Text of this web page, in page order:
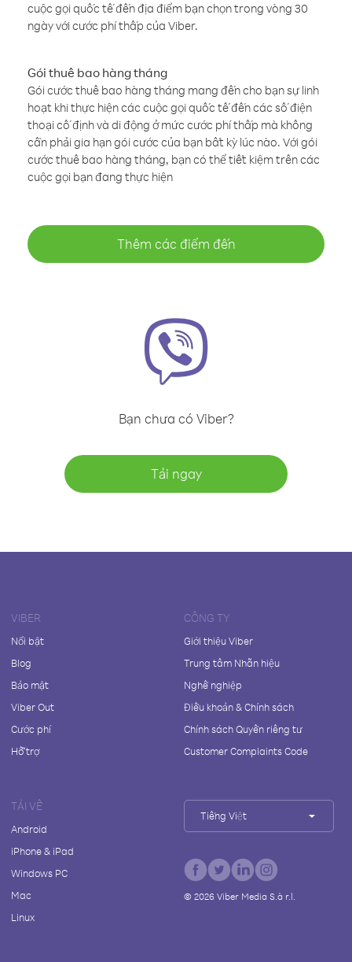
cuộc gọi quốc tế đến địa điểm bạn chọn trong vòng 30
ngày với cước phí thấp của Viber.
Gói thuê bao hàng tháng
Gói cước thuê bao hàng tháng mang đến cho bạn sự linh
hoạt khi thực hiện các cuộc gọi quốc tế đến các số điện
thoại cố định và di động ở mức cước phí thấp mà không
cần phải gia hạn gói cước của bạn bất kỳ lúc nào. Với gói
cước thuê bao hàng tháng, bạn có thể tiết kiệm trên các
cuộc gọi bạn đang thực hiện
Thêm các điểm đến
Bạn chưa có Viber?
Tải ngay
VIBER
Nổi bật
Blog
Bảo mật
Viber Out
Cước phí
Hỗ trợ
CÔNG TY
Giới thiệu Viber
Trung tâm Nhãn hiệu
Nghề nghiệp
Điều khoản & Chính sách
Chính sách Quyền riêng tư
Customer Complaints Code
TẢI VỀ
Android
iPhone & iPad
Windows PC
Mac
Linux
Tiếng Việt
© 2026Viber Media S.à r.l.